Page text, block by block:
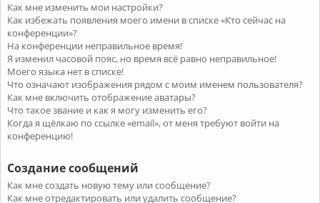
Как мне изменить мои настройки?
Как избежать появления моего имени в списке «Кто сейчас на
конференции»?
На конференции неправильное время!
Я изменил часовой пояс, но время всё равно неправильное!
Моего языка нет в списке!
Что означают изображения рядом с моим именем пользователя?
Как мне включить отображение аватары?
Что такое звание и как я могу изменить его?
Когда я щёлкаю по ссылке «email», от меня требуют войти на
конференцию!
Создание сообщений
Как мне создать новую тему или сообщение?
Как мне отредактировать или удалить сообщение?